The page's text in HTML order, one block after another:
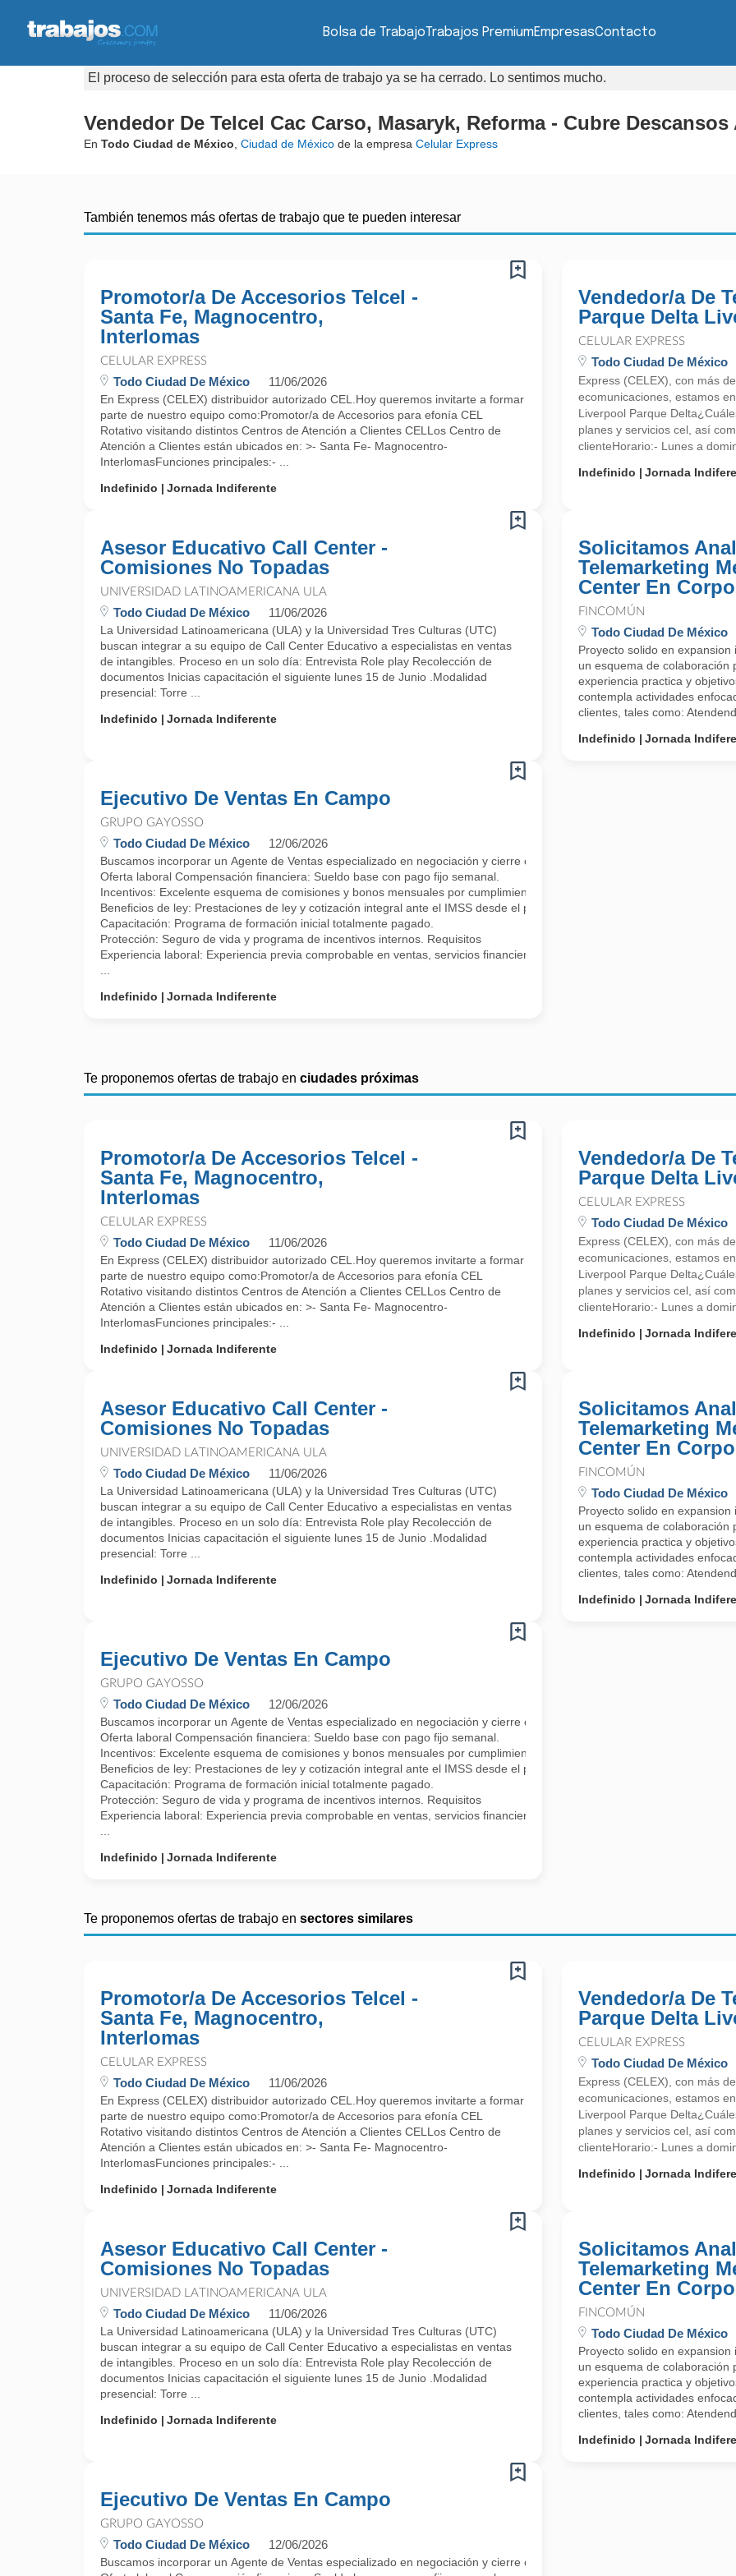
Bolsa de TrabajoTrabajos PremiumEmpresasContacto
El proceso de selección para esta oferta de trabajo ya se ha cerrado. Lo sentimos mucho.
Vendedor De Telcel Cac Carso, Masaryk, Reforma - Cubre
En Todo Ciudad de México Ciudad de México de la empresa Celular Express
También tenemos más ofertas de trabajo que te pueden interesar
Promotor/a De Accesorios Telcel -
Santa Fe, Magnocentro,
Interlomas
CELULAR EXPRESS
Todo Ciudad De México 11/06/2026
En Express (CELEX) distribuidor autorizado CEL.Hoy queremos invitarte a formar
parte de nuestro equipo como:Promotor/a de Accesorios para efonía CEL
Rotativo visitando distintos Centros de Atención a Clientes CELLos Centro de
Atención a Clientes están ubicados en: >- Santa Fe- Magnocentro-
InterlomasFunciones principales:- ...
Indefinido
Jornada Indiferente
Vendedor/a De
Parque Delta
CELULAR EXPRESS
Todo Ciudad De México
Express (CELEX), con más
ecomunicaciones, estamos
Liverpool Parque
planes y servicios cel, así
clienteHorario:- Lunes a
Indefinido
Jornada
Asesor Educativo Call Center -
Comisiones No Topadas
UNIVERSIDAD LATINOAMERICANA ULA
Todo Ciudad De México 11/06/2026
La Universidad Latinoamericana (ULA) y la Universidad Tres Culturas (UTC)
buscan integrar a su equipo de Call Center Educativo a especialistas en ventas
de intangibles. Proceso en un solo día: Entrevista Role play Recolección de
documentos Inicias capacitación el siguiente lunes 15 de Junio .Modalidad
presencial: Torre ...
Indefinido
Jornada Indiferente
Solicitamos
Telemarketing
Center En
FINCOMÚN
Todo Ciudad De México
Proyecto solido en
un esquema de colaboración
experiencia practica y
contempla actividades
clientes, tales como:
Indefinido
Jornada
Ejecutivo De Ventas En Campo
GRUPO GAYOSSO
Todo Ciudad De México 12/06/2026
Buscamos incorporar un Agente de Ventas especializado en negociación y cierre comercial. El rol es clave para
Oferta laboral Compensación financiera: Sueldo base con pago fijo semanal.
Incentivos: Excelente esquema de comisiones y bonos mensuales por cumplimiento de metas.
Beneficios de ley: Prestaciones de ley y cotización integral ante el IMSS desde el primer día.
Capacitación: Programa de formación inicial totalmente pagado.
Protección: Seguro de vida y programa de incentivos internos. Requisitos
Experiencia laboral: Experiencia previa comprobable en ventas, servicios financieros, afores, seguros, ramo inmobiliario,
Indefinido
Jornada Indiferente
Te proponemos ofertas de trabajo en ciudades próximas
Promotor/a De Accesorios Telcel -
Santa Fe, Magnocentro,
Interlomas
CELULAR EXPRESS
Todo Ciudad De México 11/06/2026
En Express (CELEX) distribuidor autorizado CEL.Hoy queremos invitarte a formar
parte de nuestro equipo como:Promotor/a de Accesorios para efonía CEL
Rotativo visitando distintos Centros de Atención a Clientes CELLos Centro de
Atención a Clientes están ubicados en: >- Santa Fe- Magnocentro-
InterlomasFunciones principales:- ...
Indefinido
Jornada Indiferente
Vendedor/a De
Parque Delta
CELULAR EXPRESS
Todo Ciudad De México
Express (CELEX), con más
ecomunicaciones, estamos
Liverpool Parque
planes y servicios cel, así
clienteHorario:- Lunes a
Indefinido
Jornada
Asesor Educativo Call Center -
Comisiones No Topadas
UNIVERSIDAD LATINOAMERICANA ULA
Todo Ciudad De México 11/06/2026
La Universidad Latinoamericana (ULA) y la Universidad Tres Culturas (UTC)
buscan integrar a su equipo de Call Center Educativo a especialistas en ventas
de intangibles. Proceso en un solo día: Entrevista Role play Recolección de
documentos Inicias capacitación el siguiente lunes 15 de Junio .Modalidad
presencial: Torre ...
Indefinido
Jornada Indiferente
Solicitamos
Telemarketing
Center En
FINCOMÚN
Todo Ciudad De México
Proyecto solido en
un esquema de colaboración
experiencia practica y
contempla actividades
clientes, tales como:
Indefinido
Jornada
Ejecutivo De Ventas En Campo
GRUPO GAYOSSO
Todo Ciudad De México 12/06/2026
Buscamos incorporar un Agente de Ventas especializado en negociación y cierre comercial. El rol es clave para
Oferta laboral Compensación financiera: Sueldo base con pago fijo semanal.
Incentivos: Excelente esquema de comisiones y bonos mensuales por cumplimiento de metas.
Beneficios de ley: Prestaciones de ley y cotización integral ante el IMSS desde el primer día.
Capacitación: Programa de formación inicial totalmente pagado.
Protección: Seguro de vida y programa de incentivos internos. Requisitos
Experiencia laboral: Experiencia previa comprobable en ventas, servicios financieros, afores, seguros, ramo inmobiliario,
Indefinido
Jornada Indiferente
Te proponemos ofertas de trabajo en sectores similares
Promotor/a De Accesorios Telcel -
Santa Fe, Magnocentro,
Interlomas
CELULAR EXPRESS
Todo Ciudad De México 11/06/2026
En Express (CELEX) distribuidor autorizado CEL.Hoy queremos invitarte a formar
parte de nuestro equipo como:Promotor/a de Accesorios para efonía CEL
Rotativo visitando distintos Centros de Atención a Clientes CELLos Centro de
Atención a Clientes están ubicados en: >- Santa Fe- Magnocentro-
InterlomasFunciones principales:- ...
Indefinido
Jornada Indiferente
Vendedor/a De
Parque Delta
CELULAR EXPRESS
Todo Ciudad De México
Express (CELEX), con más
ecomunicaciones, estamos
Liverpool Parque
planes y servicios cel, así
clienteHorario:- Lunes a
Indefinido
Jornada
Asesor Educativo Call Center -
Comisiones No Topadas
UNIVERSIDAD LATINOAMERICANA ULA
Todo Ciudad De México 11/06/2026
La Universidad Latinoamericana (ULA) y la Universidad Tres Culturas (UTC)
buscan integrar a su equipo de Call Center Educativo a especialistas en ventas
de intangibles. Proceso en un solo día: Entrevista Role play Recolección de
documentos Inicias capacitación el siguiente lunes 15 de Junio .Modalidad
presencial: Torre ...
Indefinido
Jornada Indiferente
Solicitamos
Telemarketing
Center En
FINCOMÚN
Todo Ciudad De México
Proyecto solido en
un esquema de colaboración
experiencia practica y
contempla actividades
clientes, tales como:
Indefinido
Jornada
Ejecutivo De Ventas En Campo
GRUPO GAYOSSO
Todo Ciudad De México 12/06/2026
Buscamos incorporar un Agente de Ventas especializado en negociación y cierre comercial. El rol es clave para